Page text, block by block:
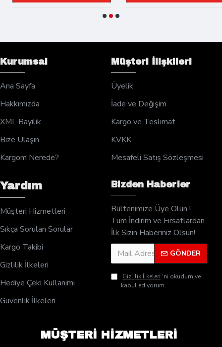
Kurumsal
Ana Sayfa
Hakkımızda
XML Bayilik
Bize Ulaşın
Kargom Nerede?
Müşteri İlişkileri
Üyelik
İade ve Değişim
Kargo ve Teslimat
KVKK
Mesafeli Satış Sözleşmesi
Yardım
Müşteri Hizmetleri
Sıkça Sorulan Sorular
Kargo Takibi
Gizlilik İlkeleri
Hediye Çeki Kullanımı
Güvenlik İlkeleri
Bizden Haberler
Bültenimize Üye Olun !
Tüm İndirim ve Fırsatlardan
İlk Sizin Haberiniz Olsun!
GÖNDER
Gizlilik İlkeleri 'ni okudum ve
kabul ediyorum.
MÜŞTERİ HİZMETLERİ